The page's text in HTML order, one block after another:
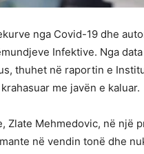
nga Covid-19 dhe
Infektive. Nga
thuhet në raportin e
me javën e kaluar.
Zlate Mehmedovic, në një
në vendin tonë dhe